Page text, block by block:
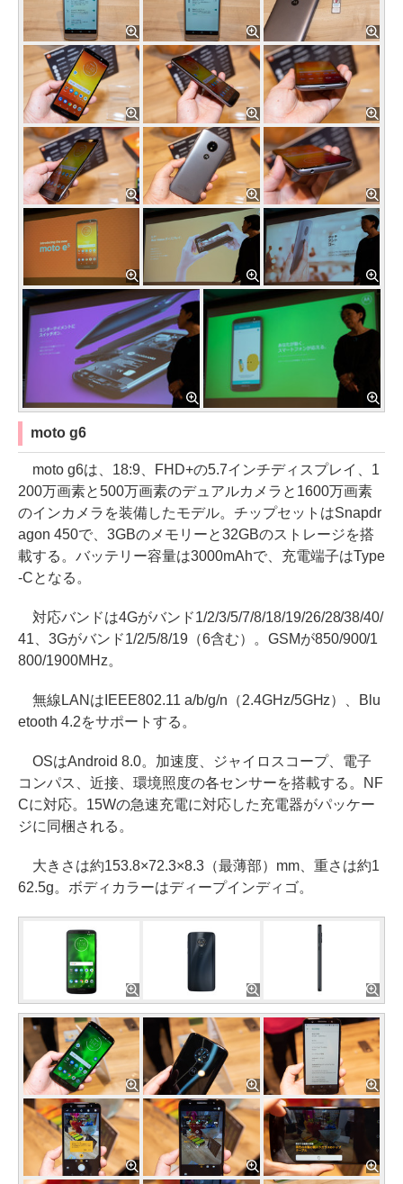
moto g6
moto g6は、18:9、FHD+の5.7インチディスプレイ、1
200万画素と500万画素のデュアルカメラと1600万画素
のインカメラを装備したモデル。チップセットはSnapdr
agon 450で、3GBのメモリーと32GBのストレージを搭
載する。バッテリー容量は3000mAhで、充電端子はType
-Cとなる。
対応バンドは4Gがバンド1/2/3/5/7/8/18/19/26/28/38/40/
41、3Gがバンド1/2/5/8/19（6含む）。GSMが850/900/1
800/1900MHz。
無線LANはIEEE802.11 a/b/g/n（2.4GHz/5GHz）、Blu
etooth 4.2をサポートする。
OSはAndroid 8.0。加速度、ジャイロスコープ、電子
コンパス、近接、環境照度の各センサーを搭載する。NF
Cに対応。15Wの急速充電に対応した充電器がパッケー
ジに同梱される。
大きさは約153.8×72.3×8.3（最薄部）mm、重さは約1
62.5g。ボディカラーはディープインディゴ。